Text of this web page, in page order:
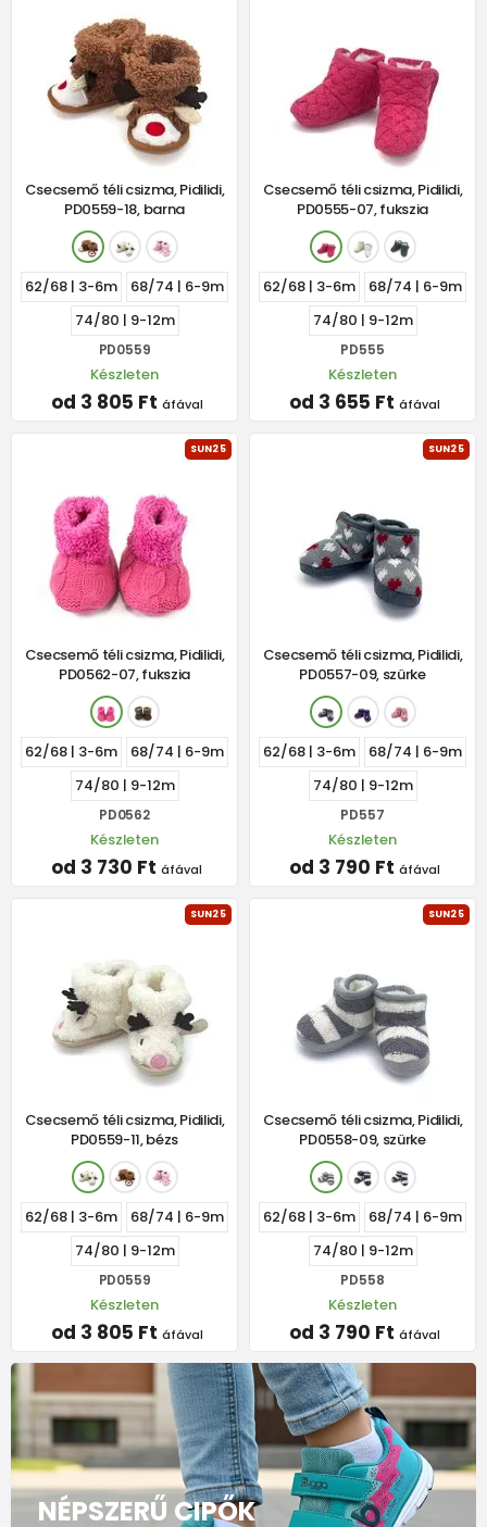
Csecsemő téli csizma, Pidilidi,
PD0559-18, barna
62/68 | 3-6m
68/74 | 6-9m
74/80 | 9-12m
PD0559
Készleten
od 3 805 Ft áfával
Csecsemő téli csizma, Pidilidi,
PD0555-07, fukszia
62/68 | 3-6m
68/74 | 6-9m
74/80 | 9-12m
PD555
Készleten
od 3 655 Ft áfával
SUN25
Csecsemő téli csizma, Pidilidi,
PD0562-07, fukszia
62/68 | 3-6m
68/74 | 6-9m
74/80 | 9-12m
PD0562
Készleten
od 3 730 Ft áfával
SUN25
Csecsemő téli csizma, Pidilidi,
PD0557-09, szürke
62/68 | 3-6m
68/74 | 6-9m
74/80 | 9-12m
PD557
Készleten
od 3 790 Ft áfával
SUN25
Csecsemő téli csizma, Pidilidi,
PD0559-11, bézs
62/68 | 3-6m
68/74 | 6-9m
74/80 | 9-12m
PD0559
Készleten
od 3 805 Ft áfával
SUN25
Csecsemő téli csizma, Pidilidi,
PD0558-09, szürke
62/68 | 3-6m
68/74 | 6-9m
74/80 | 9-12m
PD558
Készleten
od 3 790 Ft áfával
NÉPSZERŰ CIPŐK